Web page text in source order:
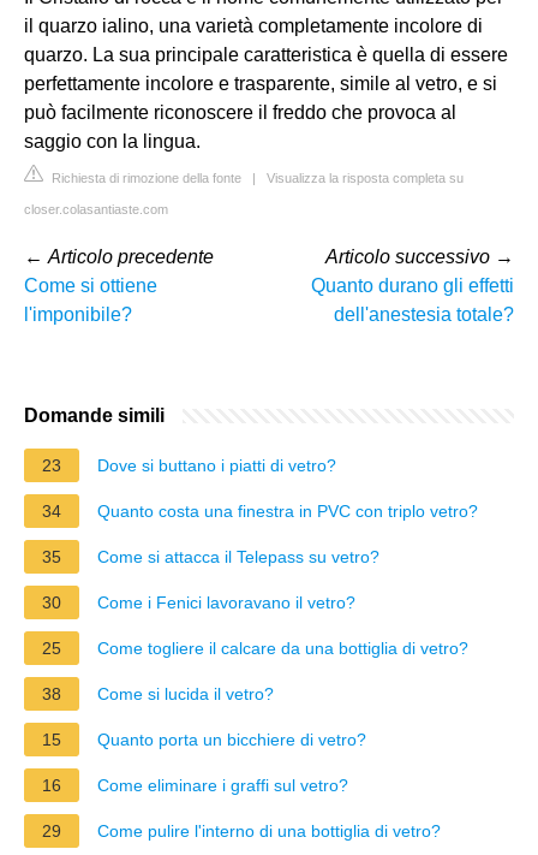
il quarzo ialino, una varietà completamente incolore di
quarzo. La sua principale caratteristica è quella di essere
perfettamente incolore e trasparente, simile al vetro, e si
può facilmente riconoscere il freddo che provoca al
saggio con la lingua.
Richiesta di rimozione della fonte | Visualizza la risposta completa su
closer.colasantiaste.com
← Articolo precedente
Come si ottiene
l'imponibile?
Articolo successivo →
Quanto durano gli effetti
dell'anestesia totale?
Domande simili
23 Dove si buttano i piatti di vetro?
34 Quanto costa una finestra in PVC con triplo vetro?
35 Come si attacca il Telepass su vetro?
30 Come i Fenici lavoravano il vetro?
25 Come togliere il calcare da una bottiglia di vetro?
38 Come si lucida il vetro?
15 Quanto porta un bicchiere di vetro?
16 Come eliminare i graffi sul vetro?
29 Come pulire l'interno di una bottiglia di vetro?